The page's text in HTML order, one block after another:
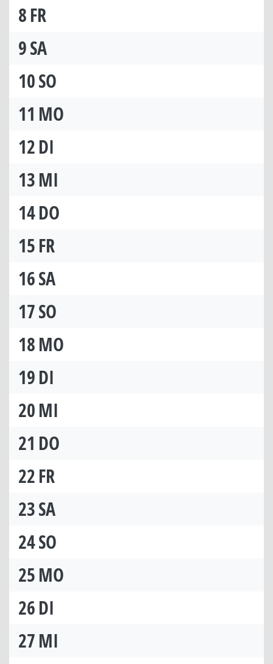
8FR
9SA
10SO
11 MO
12DI
13MI
14DO
15FR
16SA
17SO
18MO
19DI
20MI
21 DO
22FR
23SA
24SO
25MO
26DI
27MI